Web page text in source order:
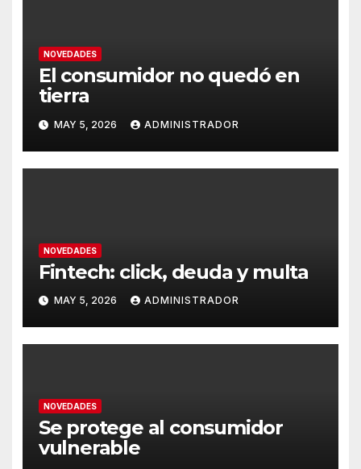
NOVEDADES
El consumidor no quedó en
tierra
MAY 5, 2026 ADMINISTRADOR
NOVEDADES
Fintech: click, deuda y multa
MAY 5, 2026 ADMINISTRADOR
NOVEDADES
Se protege al consumidor
vulnerable